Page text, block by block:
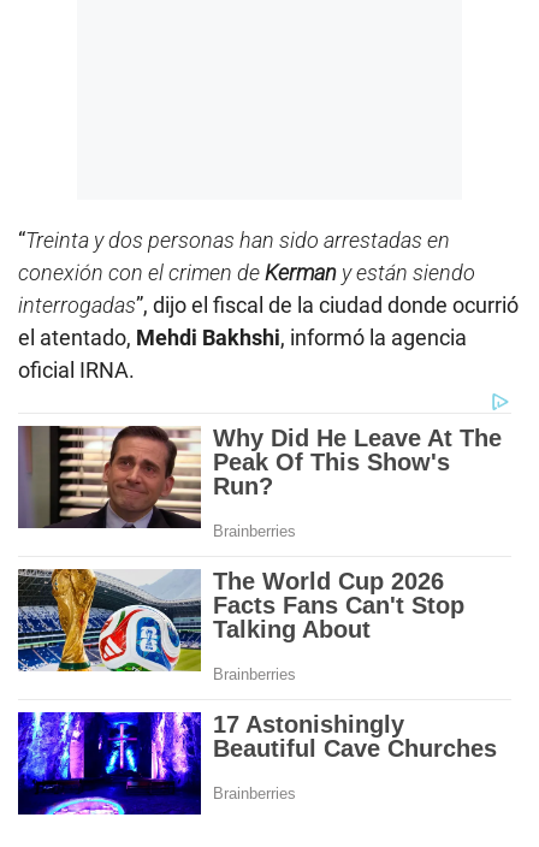
“Treinta y dos personas han sido arrestadas en
conexión con el crimen deKerman y están siendo
interrogadas”, dijo el fiscal de la ciudad donde ocurrió
el atentado, Mehdi Bakhshi, informó la agencia
oficial IRNA.